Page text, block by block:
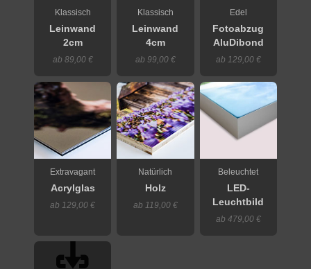
Klassisch
Leinwand
2cm
ab 89,00 €
Klassisch
Leinwand
4cm
ab 99,00 €
Edel
Fotoabzug
AluDibond
ab 129,00 €
Extravagant
Acrylglas
ab 129,00 €
Natürlich
Holz
ab 119,00 €
Beleuchtet
LED-
Leuchtbild
ab 479,00 €